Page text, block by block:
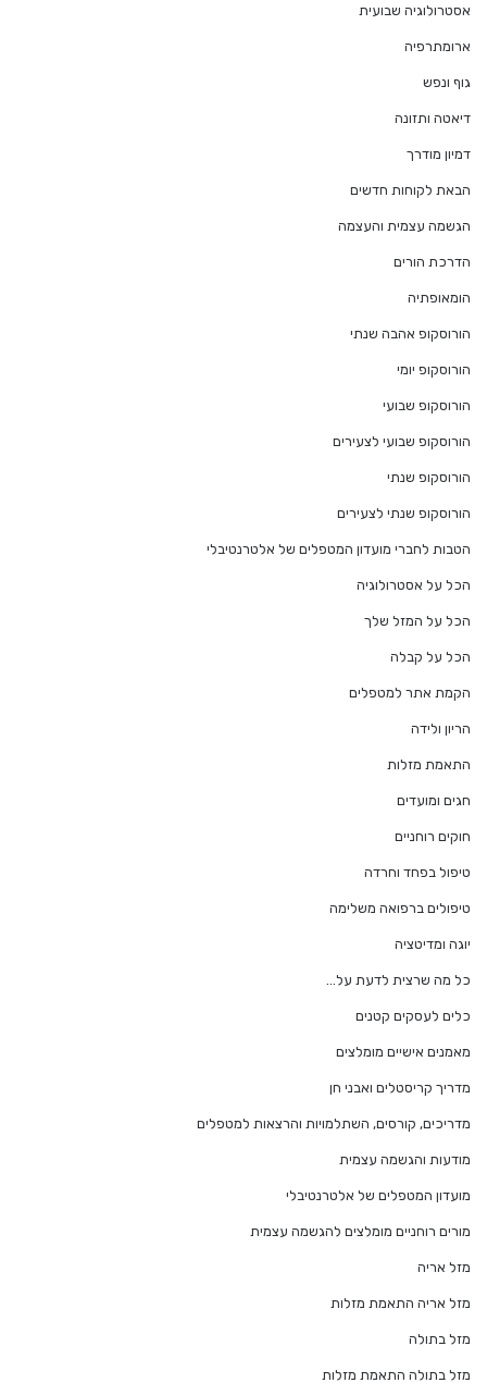
אסטרולוגיה שבועית
ארומתרפיה
גוף ונפש
דיאטה ותזונה
דמיון מודרך
הבאת לקוחות חדשים
הגשמה עצמית והעצמה
הדרכת הורים
הומאופתיה
הורוסקופ אהבה שנתי
הורוסקופ יומי
הורוסקופ שבועי
הורוסקופ שבועי לצעירים
הורוסקופ שנתי
הורוסקופ שנתי לצעירים
הטבות לחברי מועדון המטפלים של אלטרנטיבלי
הכל על אסטרולוגיה
הכל על המזל שלך
הכל על קבלה
הקמת אתר למטפלים
הריון ולידה
התאמת מזלות
חגים ומועדים
חוקים רוחניים
טיפול בפחד וחרדה
טיפולים ברפואה משלימה
יוגה ומדיטציה
כל מה שרצית לדעת על…
כלים לעסקים קטנים
מאמנים אישיים מומלצים
מדריך קריסטלים ואבני חן
מדריכים, קורסים, השתלמויות והרצאות למטפלים
מודעות והגשמה עצמית
מועדון המטפלים של אלטרנטיבלי
מורים רוחניים מומלצים להגשמה עצמית
מזל אריה
מזל אריה התאמת מזלות
מזל בתולה
מזל בתולה התאמת מזלות